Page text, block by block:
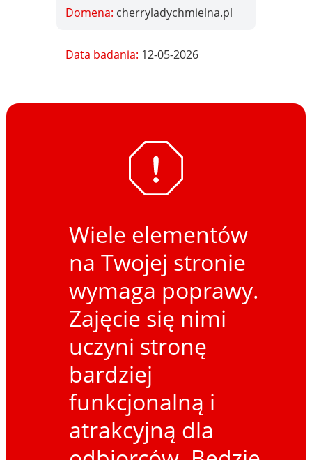
Domena: cherryladychmielna.pl
Data badania: 12-05-2026
Wiele elementów
na Twojej stronie
wymaga poprawy.
Zajęcie się nimi
uczyni stronę
bardziej
funkcjonalną i
atrakcyjną dla